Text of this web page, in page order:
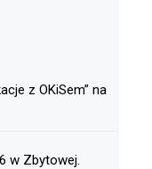
z OKiSem” na
w Zbytowej.